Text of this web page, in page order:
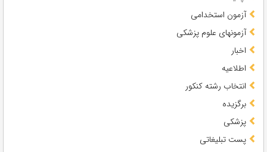
آزمون استخدامی
آزمونهای علوم پزشکی
اخبار
اطلاعیه
انتخاب رشته کنکور
برگزیده
پزشکی
پست تبلیغاتی